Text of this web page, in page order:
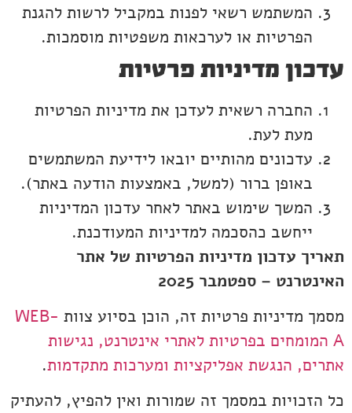
המשתמש רשאי לפנות במקביל לרשות להגנת
הפרטיות או לערכאות משפטיות מוסמכות.
עדכון מדיניות פרטיות
החברה רשאית לעדכן את מדיניות הפרטיות
מעת לעת.
עדכונים מהותיים יובאו לידיעת המשתמשים
באופן ברור (למשל, באמצעות הודעה באתר).
המשך שימוש באתר לאחר עדכון המדיניות
ייחשב כהסכמה למדיניות המעודכנת.
תאריך עדכון מדיניות הפרטיות של אתר
האינטרנט – ספטמבר 2025
מסמך מדיניות פרטיות זה, הוכן בסיוע צוות WEB-
A המומחים בפרטיות לאתרי אינטרנט, נגישות
אתרים, הנגשת אפליקציות ומערכות מתקדמות.
כל הזכויות במסמך זה שמורות ואין להפיץ, להעתיק